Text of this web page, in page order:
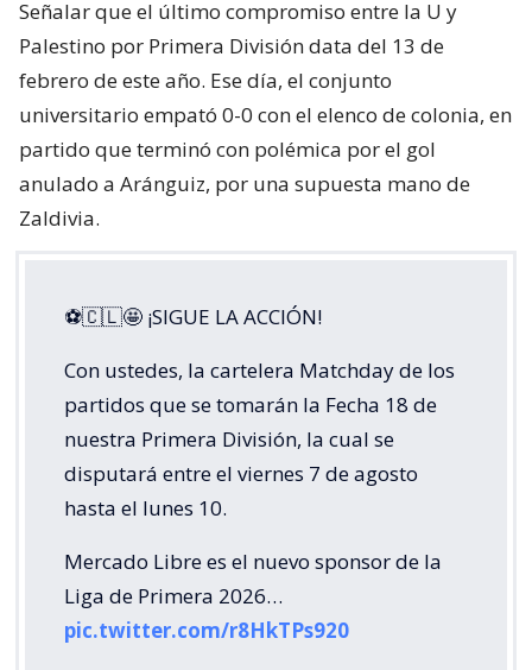
Señalar que el último compromiso entre la U y
Palestino por Primera División data del 13 de
febrero de este año. Ese día, el conjunto
universitario empató 0-0 con el elenco de colonia, en
partido que terminó con polémica por el gol
anulado a Aránguiz, por una supuesta mano de
Zaldivia.
⚽🇨🇱🤩 ¡SIGUE LA ACCIÓN!
Con ustedes, la cartelera Matchday de los
partidos que se tomarán la Fecha 18 de
nuestra Primera División, la cual se
disputará entre el viernes 7 de agosto
hasta el lunes 10.
Mercado Libre es el nuevo sponsor de la
Liga de Primera 2026…
pic.twitter.com/r8HkTPs920